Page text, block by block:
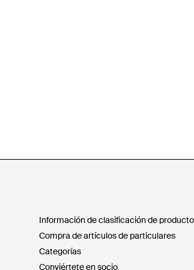
Información de clasificación de
Compra de artículos de particulares
Categorías
Conviértete en socio